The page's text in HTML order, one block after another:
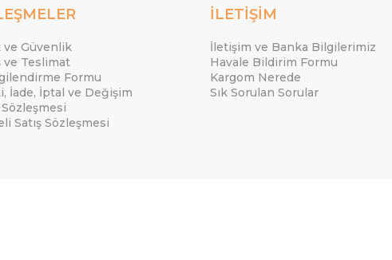
ve Güvenlik
ve Teslimat
Formu
İade, İptal ve Değişim
Satış Sözleşmesi
İLETİŞİM
İletişim ve Banka Bilgilerimiz
Havale Bildirim Formu
Kargom Nerede
Sık Sorulan Sorular